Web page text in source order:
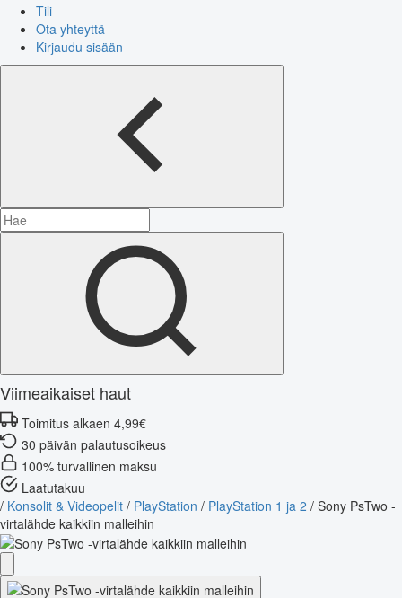
Tili
Ota yhteyttä
Kirjaudu sisään
Viimeaikaiset haut
Toimitus alkaen 4,99€
30 päivän palautusoikeus
100% turvallinen maksu
Laatutakuu
/ Konsolit & Videopelit / PlayStation / PlayStation 1 ja 2 / Sony PsTwo -
virtalähde kaikkiin malleihin